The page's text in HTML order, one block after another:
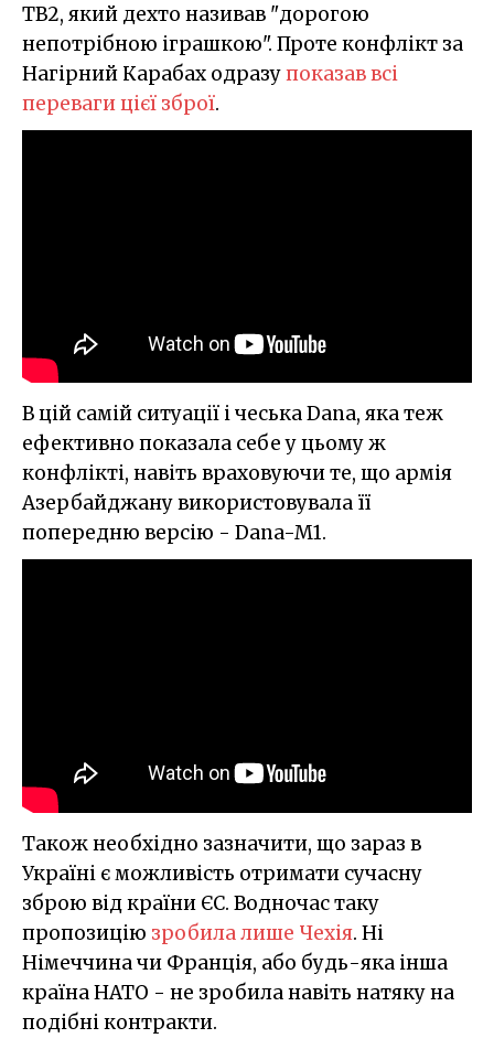
TB2, який дехто називав "дорогою
непотрібною іграшкою". Проте конфлікт за
Нагірний Карабах одразупоказав всі
переваги цієї зброї.
В цій самій ситуації і чеська Dana, яка теж
ефективно показала себе у цьому ж
конфлікті, навіть враховуючи те, що армія
Азербайджану використовувала її
попередню версію - Dana-M1.
Також необхідно зазначити, що зараз в
Україні є можливість отримати сучасну
зброю від країни ЄС. Водночас таку
пропозицію зробила лише Чехія. Ні
Німеччина чи Франція, або будь-яка інша
країна НАТО - не зробила навіть натяку на
подібні контракти.